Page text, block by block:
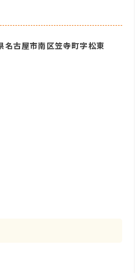
古屋市南区笠寺町字松東